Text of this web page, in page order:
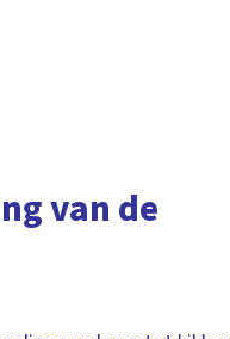
van de